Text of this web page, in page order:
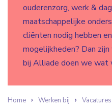
ouderenzorg, werk &
maatschappelijke
cliënten nodig hebben
mogelijkheden? Dan
bij Alliade doen we wat
Home Werken bij Vacatures